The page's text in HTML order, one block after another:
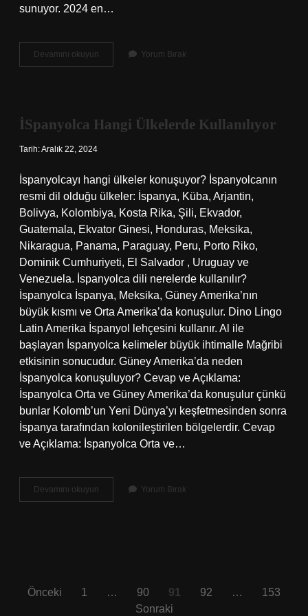
sunuyor. 2024 en…
Devamını okuyun
En
Yorum Bırak
İSpanyolca Hangi Ülkelerde Kullanılıyor
Tarih: Aralık 22, 2024
İspanyolcayı hangi ülkeler konuşuyor? İspanyolcanın
resmi dil olduğu ülkeler: İspanya, Küba, Arjantin,
Bolivya, Kolombiya, Kosta Rika, Şili, Ekvador,
Guatemala, Ekvator Ginesi, Honduras, Meksika,
Nikaragua, Panama, Paraguay, Peru, Porto Riko,
Dominik Cumhuriyeti, El Salvador , Uruguay ve
Venezuela. İspanyolca dili nerelerde kullanılır?
İspanyolca İspanya, Meksika, Güney Amerika’nın
büyük kısmı ve Orta Amerika’da konuşulur. Dino Lingo
Latin Amerika İspanyol lehçesini kullanır. Al ile
başlayan İspanyolca kelimeler büyük ihtimalle Mağribi
etkisinin sonucudur. Güney Amerika’da neden
İspanyolca konuşuluyor? Cevap ve Açıklama:
İspanyolca Orta ve Güney Amerika’da konuşulur çünkü
bunlar Kolomb’un Yeni Dünya’yı keşfetmesinden sonra
İspanya tarafından kolonileştirilen bölgelerdir. Cevap
ve Açıklama: İspanyolca Orta ve…
Devamını okuyun İSpanyolca
Hangi
Yorum Bırak
Yazı
Önceki 1 … 90 91 92 …
153
Sonraki